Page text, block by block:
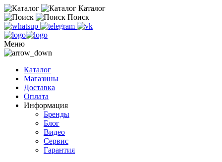
Каталог
Поиск
Меню
Каталог
Магазины
Доставка
Оплата
Информация
Бренды
Блог
Видео
Сервис
Гарантия